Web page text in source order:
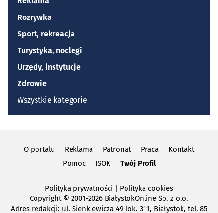
Rozrywka
Sport, rekreacja
Turystyka, noclegi
Urzędy, instytucje
Zdrowie
Wszystkie kategorie
O portalu Reklama Patronat Praca
Kontakt
Pomoc
ISOK Twój Profil
Polityka prywatności | Polityka cookies
Copyright © 2001-2026 BiałystokOnline Sp. z o.o.
Adres redakcji: ul. Sienkiewicza 49 lok. 311, Białystok, tel. 85